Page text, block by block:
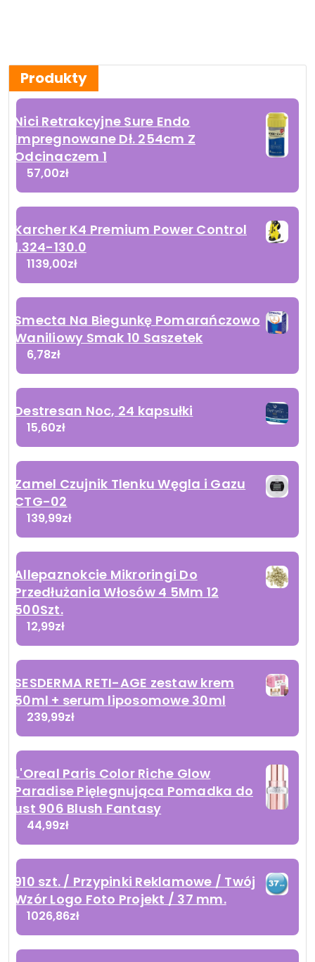
Produkty
Nici Retrakcyjne Sure Endo
Impregnowane Dł. 254cm Z
Odcinaczem 1
57,00zł
Karcher K4 Premium Power Control
1.324-130.0
1139,00zł
Smecta Na Biegunkę Pomarańczowo
Waniliowy Smak 10 Saszetek
6,78zł
Destresan Noc, 24 kapsułki
15,60zł
Zamel Czujnik Tlenku Węgla i Gazu
CTG-02
139,99zł
Allepaznokcie Mikroringi Do
Przedłużania Włosów 4 5Mm 12
500Szt.
12,99zł
SESDERMA RETI-AGE zestaw krem
50ml + serum liposomowe 30ml
239,99zł
L'Oreal Paris Color Riche Glow
Paradise Pięlegnująca Pomadka do
ust 906 Blush Fantasy
44,99zł
910 szt. / Przypinki Reklamowe / Twój
Wzór Logo Foto Projekt / 37 mm.
1026,86zł